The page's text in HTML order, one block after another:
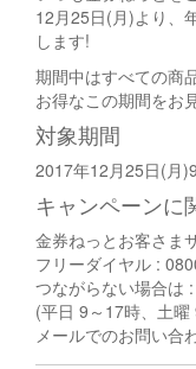
12月25日(月)より、
します!
期間中はすべての商
お得なこの期間をお
対象期間
2017年12月25日(月
キャンペーンに
金券ねっとお客さま
フリーダイヤル :
つながらない場合は
(平日 9～17時、土
メールでのお問い合